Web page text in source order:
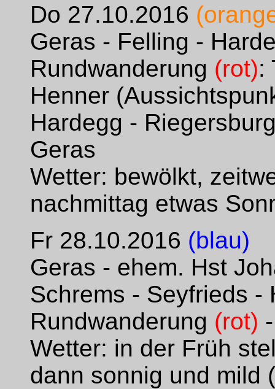
Do 27.10.2016
Geras - Felling -
Rundwanderung (rot):
Henner
Hardegg -
Geras
Wetter: bewölkt,
nachmittag etwas
Fr 28.10.2016 (blau)
Geras - ehem. Hst
Schrems - Seyfrieds -
Rundwanderung (rot)
Wetter: in der Früh
dann sonnig und mild